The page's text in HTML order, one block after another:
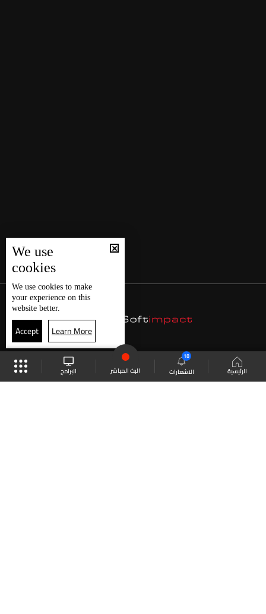
الرئيسية الاشعارات
18
البث المباشر البرامج
We use
cookies
We use cookies to make
your experience on this
website better.
Accept Learn More
موقع البرامج الجدول البث المباشر